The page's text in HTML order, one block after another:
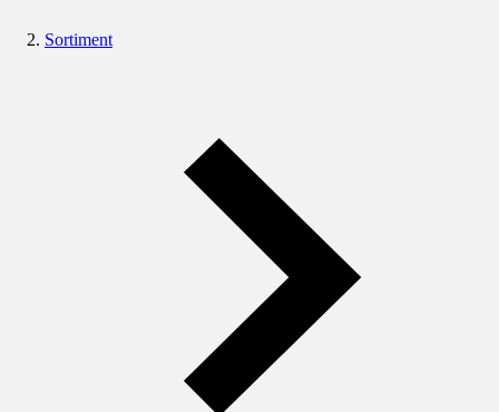
Sortiment